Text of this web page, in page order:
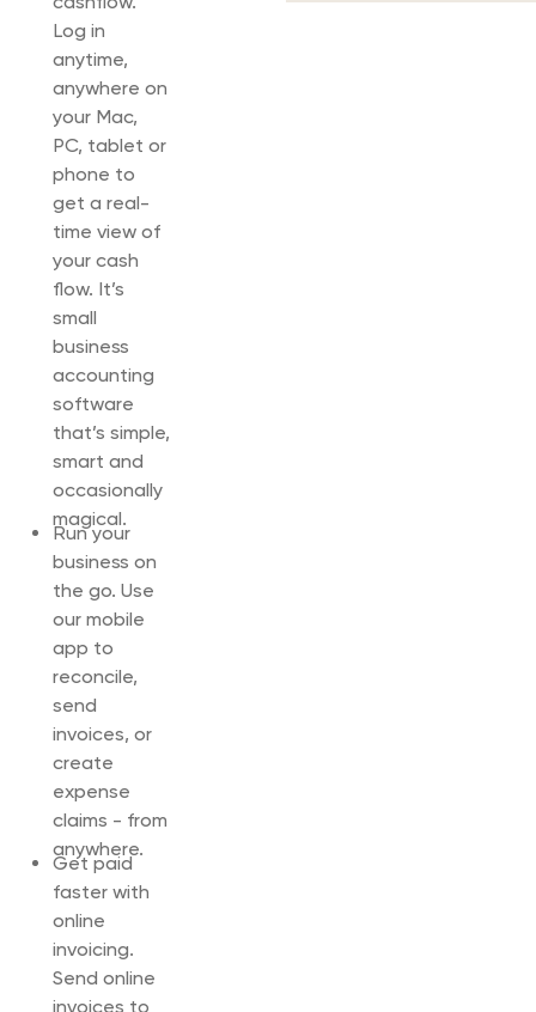
Log in
anytime,
anywhere on
your Mac,
PC, tablet or
phone to
get a real-
time view of
your cash
flow. It’s
small
business
accounting
software
that’s simple,
smart and
occasionally
magical.
Run your
business on
the go. Use
our mobile
app to
reconcile,
send
invoices, or
create
expense
claims - from
anywhere.
Get paid
faster with
online
invoicing.
Send online
invoices to